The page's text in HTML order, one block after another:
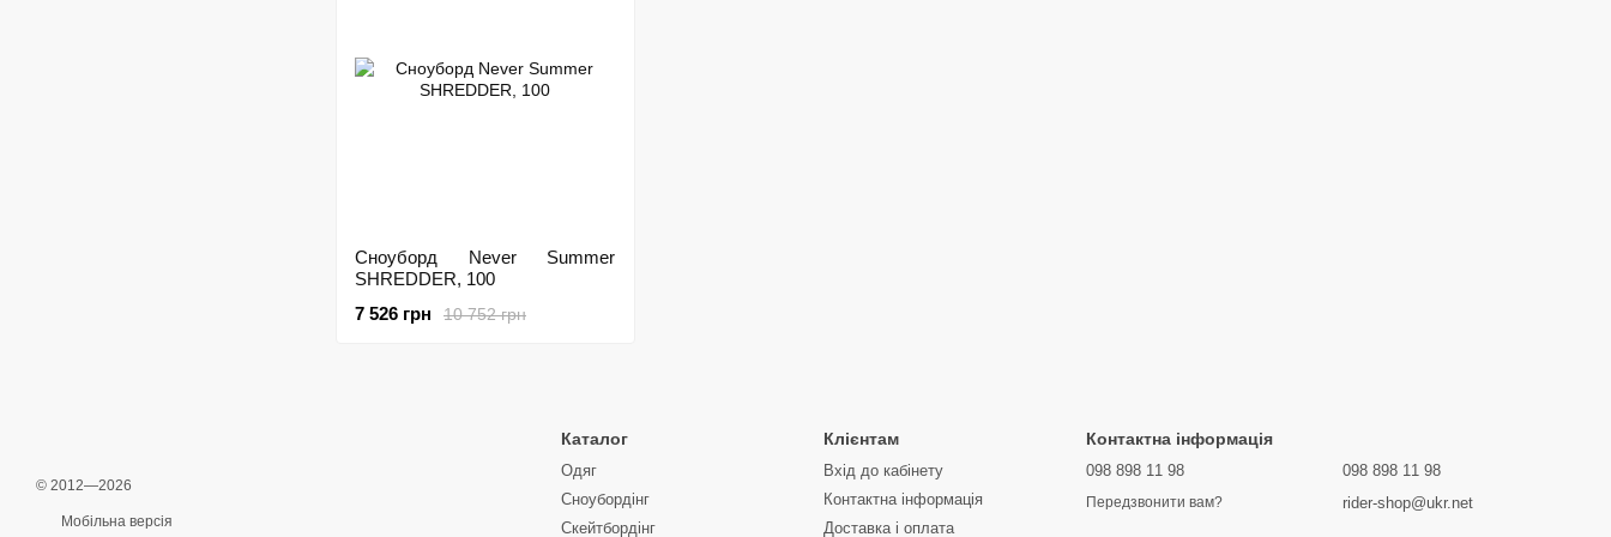
Сноуборд Never Summer
SHREDDER, 100
10 752 грн
7 526 грн
© 2012—2026
Мобільна версія
Каталог
Одяг
Сноубордiнг
Скейтбордінг
Клієнтам
Вхід до кабінету
Контактна інформація
Доставка і оплата
Контактна інформація
098 898 11 98
Передзвонити вам?
098 898 11 98
rider-shop@ukr.net